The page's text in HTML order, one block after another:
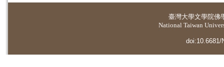
臺灣大學文學院佛
National Taiwan
doi:10.6681/